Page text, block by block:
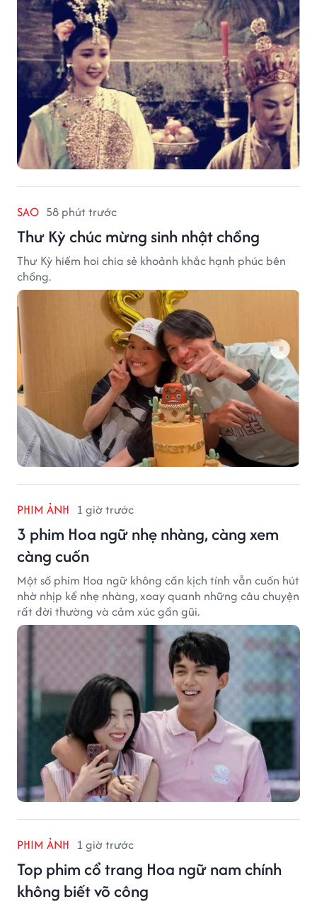
SAO 58 phút trước
Thư Kỳ chúc mừng sinh nhật chồng
Thư Kỳ hiếm hoi chia sẻ khoảnh khắc hạnh phúc bên
chồng.
PHIM ẢNH 1 giờ trước
3 phim Hoa ngữ nhẹ nhàng, càng xem
càng cuốn
Một số phim Hoa ngữ không cần kịch tính vẫn cuốn hút
nhờ nhịp kể nhẹ nhàng, xoay quanh những câu chuyện
rất đời thường và cảm xúc gần gũi.
PHIM ẢNH 1 giờ trước
Top phim cổ trang Hoa ngữ nam chính
không biết võ công